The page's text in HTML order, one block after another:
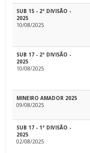
SUB 15 - 2ª DIVISÃO -
2025
10/08/2025
SUB 17 - 2ª DIVISÃO -
2025
10/08/2025
MINEIRO AMADOR 2025
09/08/2025
SUB 17 - 1ª DIVISÃO -
2025
02/08/2025